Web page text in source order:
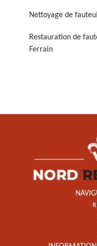
Restauration de
Nettoyage de
Restauration de
Ferrain